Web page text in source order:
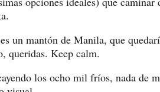
un mantón de Manila, que
queridas. Keep calm.
los ocho mil fríos, nada de